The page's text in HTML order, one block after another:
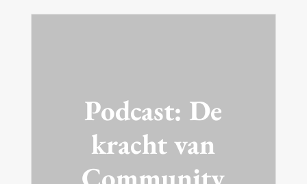
Podcast: De
kracht van